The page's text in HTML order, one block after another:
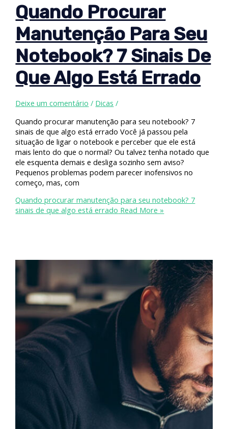
Quando Procurar
Manutenção Para Seu
Notebook? 7 Sinais De
Que Algo Está Errado
Deixe um comentário / Dicas /
Quando procurar manutenção para seu notebook? 7
sinais de que algo está errado Você já passou pela
situação de ligar o notebook e perceber que ele está
mais lento do que o normal? Ou talvez tenha notado que
ele esquenta demais e desliga sozinho sem aviso?
Pequenos problemas podem parecer inofensivos no
começo, mas, com
Quando procurar manutenção para seu notebook? 7
sinais de que algo está errado Read More »